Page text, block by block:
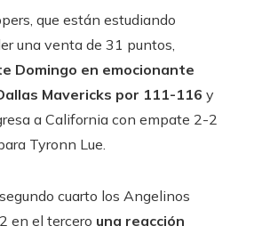
que están estudiando
una venta de 31 puntos,
Domingo en emocionante
Mavericks por 111-116 y
a California con empate 2-2
Tyronn Lue.
cuarto los Angelinos
en el tercero una reacción